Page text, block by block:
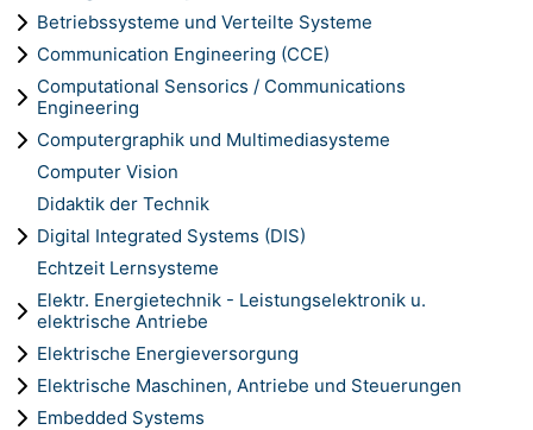
Betriebssysteme und Verteilte Systeme
Communication Engineering (CCE)
Computational Sensorics / Communications
Engineering
Computergraphik und Multimediasysteme
Computer Vision
Didaktik der Technik
Digital Integrated Systems (DIS)
Echtzeit Lernsysteme
Elektr. Energietechnik - Leistungselektronik u.
elektrische Antriebe
Elektrische Energieversorgung
Elektrische Maschinen, Antriebe und Steuerungen
Embedded Systems